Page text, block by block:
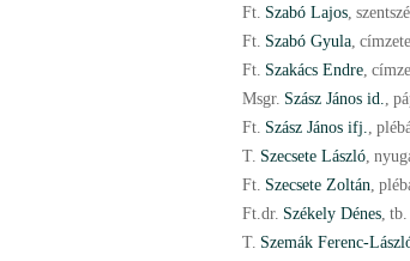
Ft. Szabó Lajos,
Ft. Szabó Gyula,
Ft. Szakács Endre,
Msgr. Szász János id.,
Ft. Szász János ifj.,
T. Szecsete László,
Ft. Szecsete Zoltán,
Ft.dr. Székely Dénes, tb.
T. Szemák Ferenc-